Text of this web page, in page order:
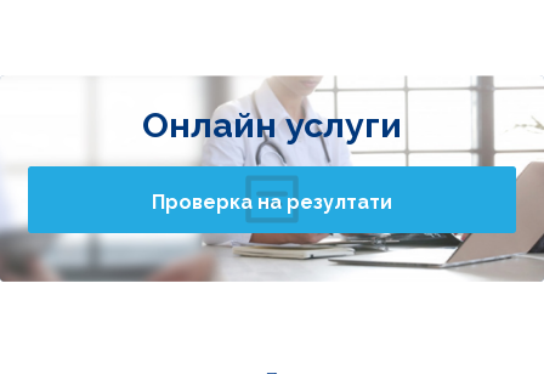
Онлайн услуги
Проверка на резултати